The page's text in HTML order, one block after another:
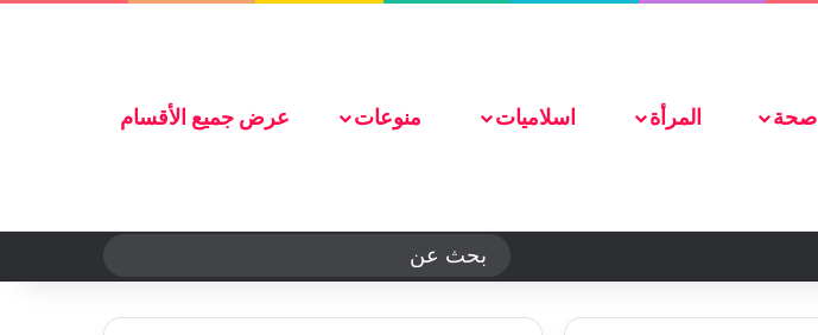
صحة المرأة اسلاميات منوعات عرض جميع الأقسام
الوضع المظلم